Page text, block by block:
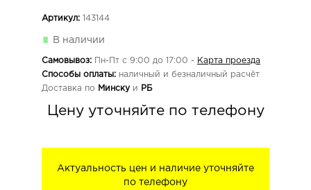
Артикул: 143144
В наличии
Самовывоз: Пн-Пт с 9:00 до 17:00 -
Карта проезда
Способы оплаты: наличный и безналичный расчёт
Доставка по
Минску и РБ
Цену уточняйте по телефону
Актуальность цен и наличие уточняйте
по телефону